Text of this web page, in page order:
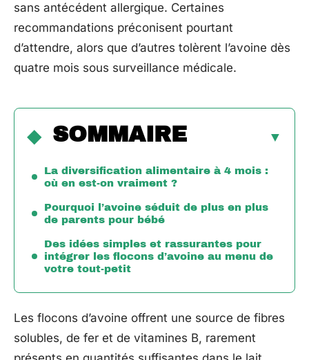
sans antécédent allergique. Certaines
recommandations préconisent pourtant
d’attendre, alors que d’autres tolèrent l’avoine dès
quatre mois sous surveillance médicale.
SOMMAIRE
La diversification alimentaire à 4 mois :
où en est-on vraiment ?
Pourquoi l’avoine séduit de plus en plus
de parents pour bébé
Des idées simples et rassurantes pour
intégrer les flocons d’avoine au menu de
votre tout-petit
Les flocons d’avoine offrent une source de fibres
solubles, de fer et de vitamines B, rarement